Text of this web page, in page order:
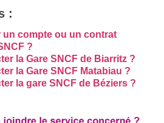
:
un compte ou un contrat
?
la Gare SNCF de Biarritz ?
la Gare SNCF Matabiau ?
la gare SNCF de Béziers ?